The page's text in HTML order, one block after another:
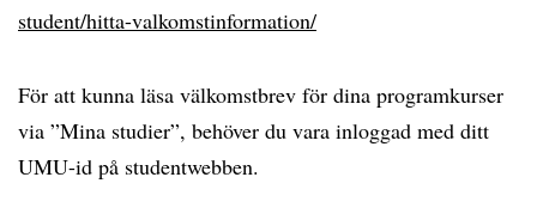
student/hitta-valkomstinformation/
För att kunna läsa välkomstbrev för dina programkurser
via ”Mina studier”, behöver du vara inloggad med ditt
UMU-id på studentwebben.